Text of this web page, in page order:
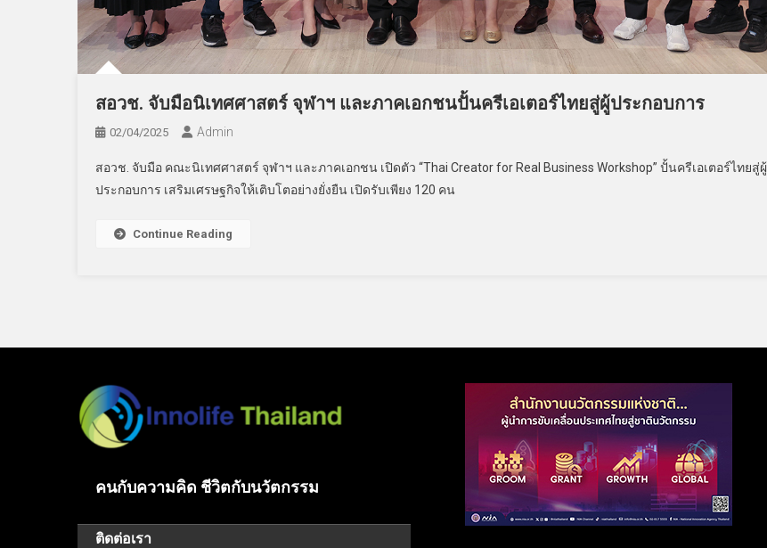
สอวช. จับมือนิเทศศาสตร์ จุฬาฯ และภาคเอกชนปั้นครีเอเตอร์ไทยสู่ผู้ประกอบการ
02/04/2025 Admin
สอวช. จับมือ คณะนิเทศศาสตร์ จุฬาฯ และภาคเอกชน เปิดตัว “Thai Creator for Real Business Workshop” ปั้นครีเอเตอร์ไทยสู่ผู้
ประกอบการ เสริมเศรษฐกิจให้เติบโตอย่างยั่งยืน เปิดรับเพียง 120 คน
Continue Reading
คนกับความคิด ชีวิตกับนวัตกรรม
ติดต่อเรา